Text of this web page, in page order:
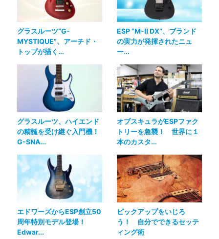
グラスルーツ“G-
MYSTIQUE”、アーチド・
トップが描く...
ESP “M-II DX”、ブランド
の実力が発揮されたニュ
ー...
グラスルーツ、ハイエンド
の精髄を受け継ぐ入門機！
G-SNA...
オブスキュラがESPファク
トリーを急襲！ 世界に１
本のカスタ...
エドワーズからESP創立50
周年特別モデル登場！
Edwar...
ピックアップをいじろ
う！ 自分でできるセッテ
ィング術